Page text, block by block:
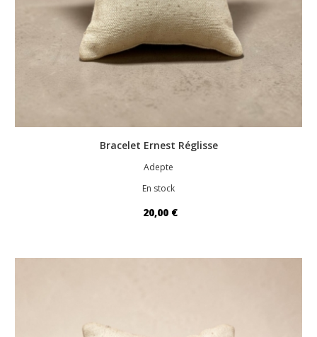
Bracelet Ernest Réglisse
Adepte
En stock
20,00 €